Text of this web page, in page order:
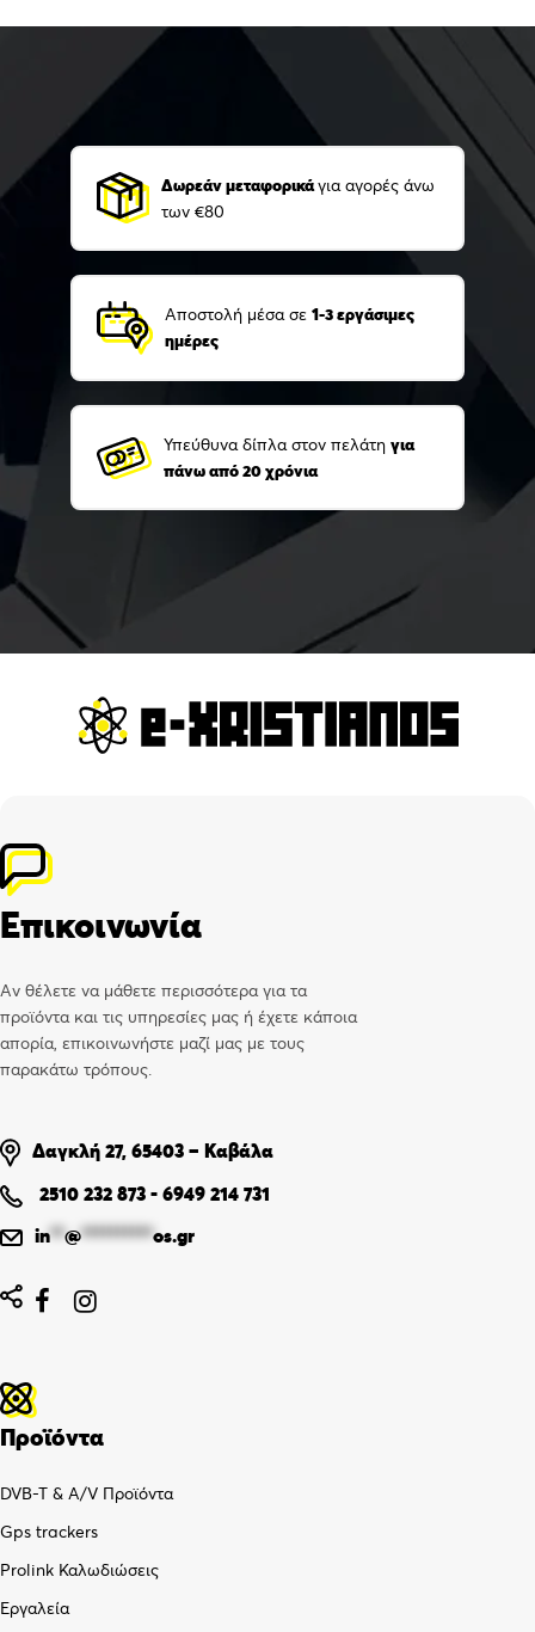
Δωρεάν μεταφορικάγια αγορές άνω
των €80
Αποστολή μέσα σε 1-3 εργάσιμες
ημέρες
Υπεύθυνα δίπλα στον πελάτη για
πάνω από 20 χρόνια
Επικοινωνία
Αν θέλετε να μάθετε περισσότερα για τα
προϊόντα και τις υπηρεσίες μας ή έχετε κάποια
απορία, επικοινωνήστε μαζί μας με τους
παρακάτω τρόπους.
Δαγκλή 27, 65403 – Καβάλα
2510 232 873 - 6949 214 731
in**@**********os.gr
 
Προϊόντα
DVB-T & A/V Προϊόντα
Gps trackers
Prolink Καλωδιώσεις
Εργαλεία